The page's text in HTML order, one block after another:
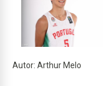
Autor: Arthur Melo